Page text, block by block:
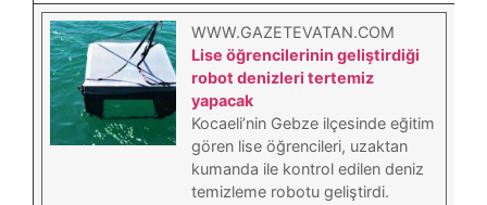
WWW.GAZETEVATAN.COM
Lise öğrencilerinin geliştirdiği
robot denizleri tertemiz
yapacak
Kocaeli’nin Gebze ilçesinde eğitim
gören lise öğrencileri, uzaktan
kumanda ile kontrol edilen deniz
temizleme robotu geliştirdi.